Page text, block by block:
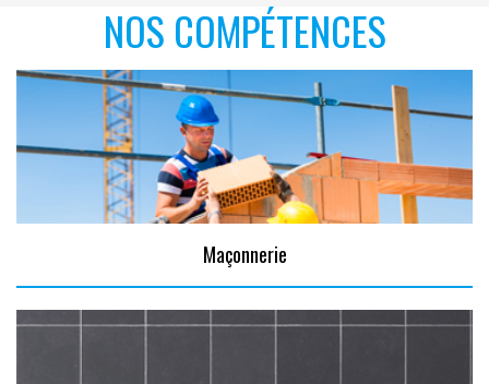
NOS COMPÉTENCES
Maçonnerie